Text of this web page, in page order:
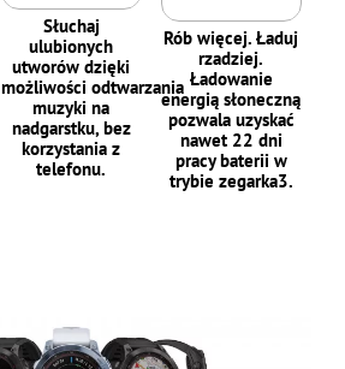
Słuchaj
ulubionych
utworów dzięki
możliwości odtwarzania
muzyki na
nadgarstku, bez
korzystania z
telefonu.
Rób więcej. Ładuj
rzadziej.
Ładowanie
energią słoneczną
pozwala uzyskać
nawet 22 dni
pracy baterii w
trybie zegarka3.